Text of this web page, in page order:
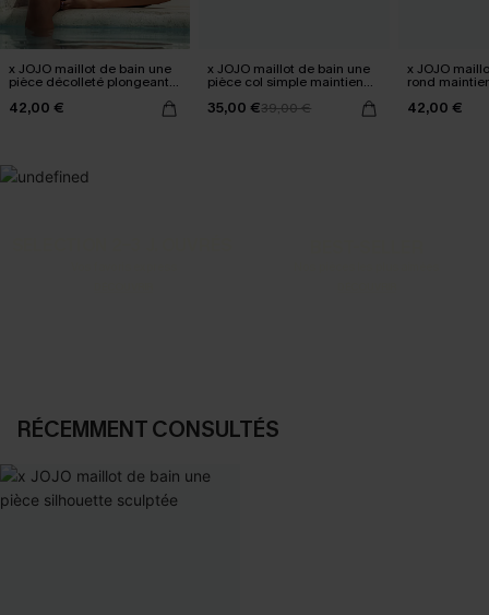
x JOJO maillot de bain une
pièce décolleté plongeant
42,00 €
x JOJO maillot de bain une
pièce col simple maintien
35,00 €39,00 €
x JOJO
rond
42,00 €
RÉCEMMENT CONSULTÉS